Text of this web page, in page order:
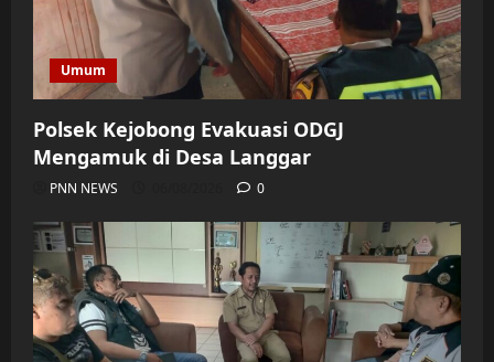
Umum
Polsek Kejobong Evakuasi ODGJ
Mengamuk di Desa Langgar
PNN NEWS 0